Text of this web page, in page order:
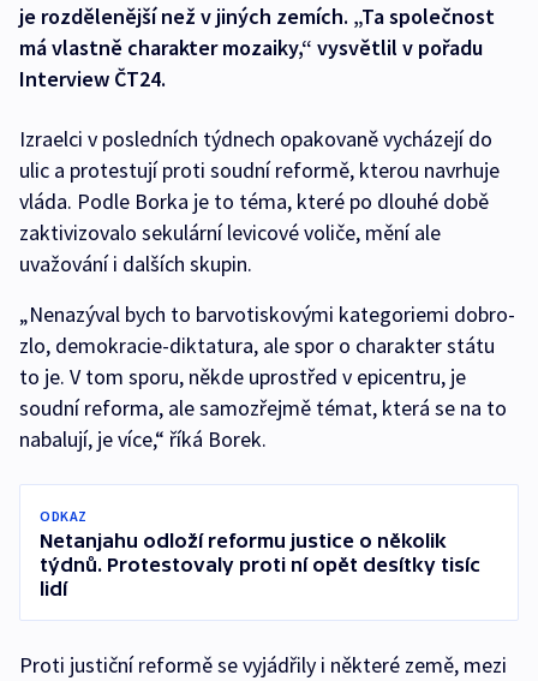
je rozdělenější než v jiných zemích. „Ta společnost
má vlastně charakter mozaiky,“ vysvětlil v pořadu
Interview ČT24.
Izraelci v posledních týdnech opakovaně vycházejí do
ulic a protestují proti soudní reformě, kterou navrhuje
vláda. Podle Borka je to téma, které po dlouhé době
zaktivizovalo sekulární levicové voliče, mění ale
uvažování i dalších skupin.
„Nenazýval bych to barvotiskovými kategoriemi dobro-
zlo, demokracie-diktatura, ale spor o charakter státu
to je. V tom sporu, někde uprostřed v epicentru, je
soudní reforma, ale samozřejmě témat, která se na to
nabalují, je více,“ říká Borek.
ODKAZ
Netanjahu odloží reformu justice o několik
týdnů. Protestovaly proti ní opět desítky tisíc
lidí
Proti justiční reformě se vyjádřily i některé země, mezi